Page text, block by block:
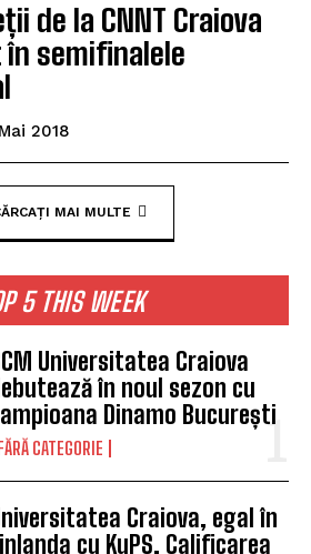
de la CNNT Craiova
semifinalele
2018
MAI MULTE
5 THIS WEEK
Universitatea Craiova
în noul sezon cu
Dinamo București
FĂRĂ CATEGORIE
Craiova, egal în
cu KuPS. Calificarea